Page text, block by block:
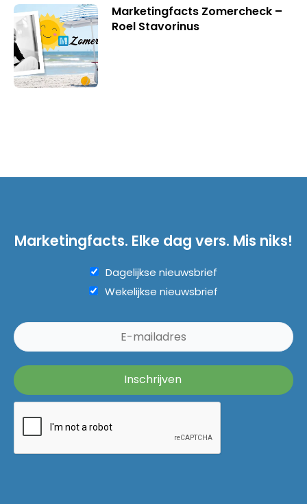
Marketingfacts Zomercheck –
Roel Stavorinus
Marketingfacts. Elke dag vers. Mis niks!
Dagelijkse nieuwsbrief
Wekelijkse nieuwsbrief